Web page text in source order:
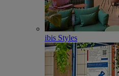
ibis Styles